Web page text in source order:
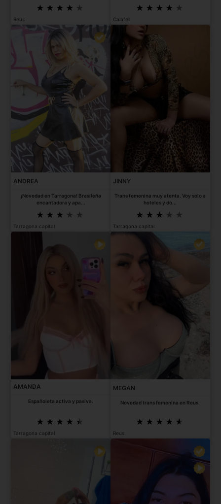
Reus Calafell
ANDREA
¡Novedad en Tarragona! Brasileña
encantadora y apa...
Tarragona capital
JINNY
Trans femenina muy atenta. Voy solo a
hoteles y do...
Tarragona capital
AMANDA
Españoleta activa y pasiva.
Tarragona capital
MEGAN
Novedad trans femenina en Reus.
Reus